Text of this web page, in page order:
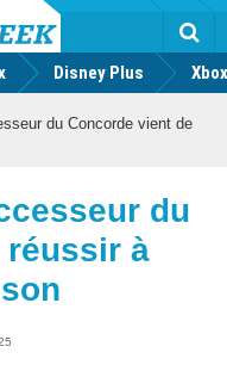
Disney Plus
du Concorde vient de
du
réussir à
Youtube